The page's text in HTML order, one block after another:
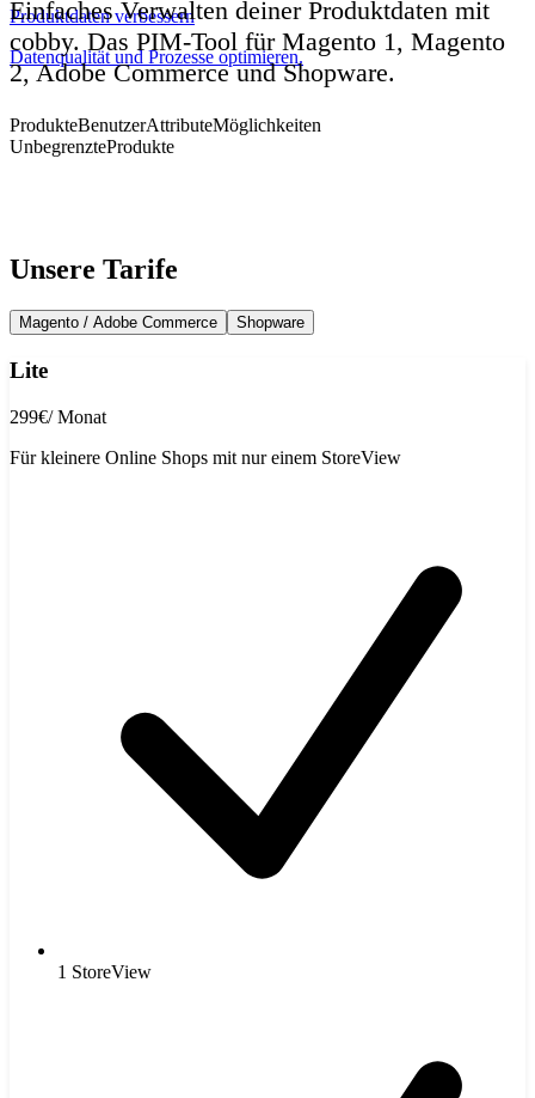
Produktdaten verbessern
Datenqualität und Prozesse optimieren.
Einfaches Verwalten deiner Produktdaten mit
cobby. Das PIM-Tool für Magento 1, Magento
2, Adobe Commerce und Shopware.
ProdukteBenutzerAttributeMöglichkeiten
UnbegrenzteProdukte
Unsere Tarife
Magento / Adobe Commerce Shopware
Lite
299€/ Monat
Für kleinere Online Shops mit nur einem StoreView
1 StoreView